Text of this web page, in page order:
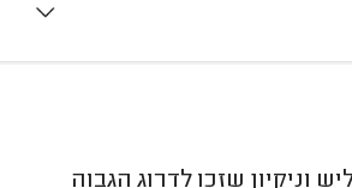
שזכו לדרוג הגבוה